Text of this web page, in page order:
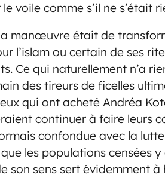
voile comme s’il ne s’était
manœuvre était de
l’islam ou certain de ses
Ce qui naturellement n’a
des tireurs de ficelles
qui ont acheté Andréa
continuer à faire leurs
confondue avec la
les populations censées
son sens sert évidemment